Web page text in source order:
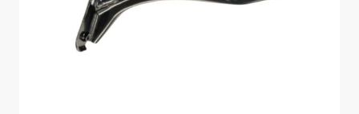
წინა მარცხენა, სალასკა ფრთის